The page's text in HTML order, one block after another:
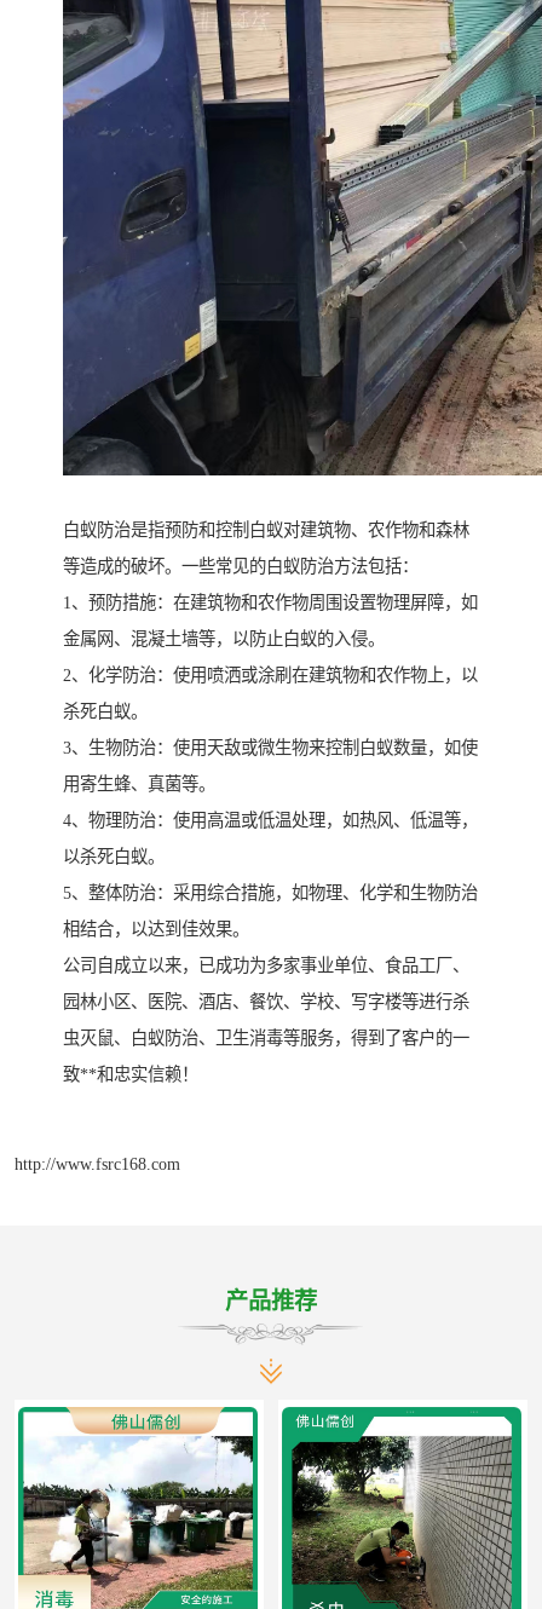
白蚁防治是指预防和控制白蚁对建筑物、农作物和森林
等造成的破坏。一些常见的白蚁防治方法包括：
1、预防措施：在建筑物和农作物周围设置物理屏障，如
金属网、混凝土墙等，以防止白蚁的入侵。
2、化学防治：使用喷洒或涂刷在建筑物和农作物上，以
杀死白蚁。
3、生物防治：使用天敌或微生物来控制白蚁数量，如使
用寄生蜂、真菌等。
4、物理防治：使用高温或低温处理，如热风、低温等，
以杀死白蚁。
5、整体防治：采用综合措施，如物理、化学和生物防治
相结合，以达到佳效果。
公司自成立以来，已成功为多家事业单位、食品工厂、
园林小区、医院、酒店、餐饮、学校、写字楼等进行杀
虫灭鼠、白蚁防治、卫生消毒等服务，得到了客户的一
致**和忠实信赖！
http://www.fsrc168.com
产品推荐